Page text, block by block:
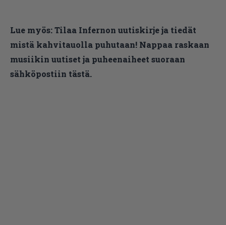
Lue myös:Tilaa Infernon uutiskirje ja tiedät
mistä kahvitauolla puhutaan! Nappaa raskaan
musiikin uutiset ja puheenaiheet suoraan
sähköpostiin tästä.